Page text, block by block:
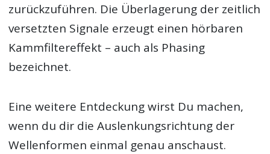
zurückzuführen. Die Überlagerung der zeitlich
versetzten Signale erzeugt einen hörbaren
Kammfiltereffekt – auch als Phasing
bezeichnet.
Eine weitere Entdeckung wirst Du machen,
wenn du dir die Auslenkungsrichtung der
Wellenformen einmal genau anschaust.